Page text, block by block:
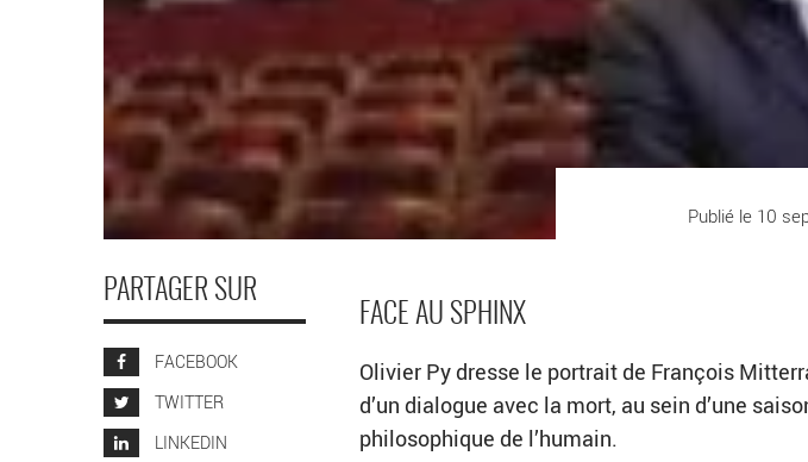
Publié le 10
PARTAGER SUR
FACEBOOK
TWITTER
LINKEDIN
FACE AU SPHINX
Olivier Py dresse le portrait de François
d’un dialogue avec la mort, au sein d’une
philosophique de l’humain.